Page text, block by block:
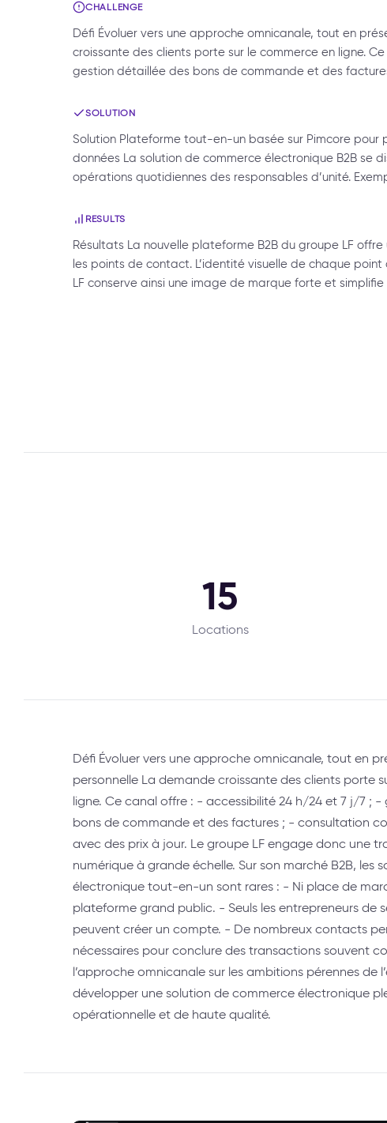
CHALLENGE
Défi Évoluer vers une approche omnicanale, tout en
croissante des clients porte sur le commerce en ligne.
gestion détaillée des bons de commande et des
SOLUTION
Solution Plateforme tout-en-un basée sur Pimcore pour
données La solution de commerce électronique B2B se
opérations quotidiennes des responsables d’unité.
RESULTS
Résultats La nouvelle plateforme B2B du groupe LF
les points de contact. L’identité visuelle de chaque
LF conserve ainsi une image de marque forte et
15
Locations
Défi Évoluer vers une approche omnicanale, tout en
personnelle La demande croissante des clients porte
ligne. Ce canal offre : - accessibilité 24 h/24 et 7 j/7 ; -
bons de commande et des factures ; - consultation
avec des prix à jour. Le groupe LF engage donc une
numérique à grande échelle. Sur son marché B2B, les
électronique tout-en-un sont rares : - Ni place de
plateforme grand public. - Seuls les entrepreneurs de
peuvent créer un compte. - De nombreux contacts
nécessaires pour conclure des transactions souvent
l’approche omnicanale sur les ambitions pérennes de
développer une solution de commerce électronique
opérationnelle et de haute qualité.